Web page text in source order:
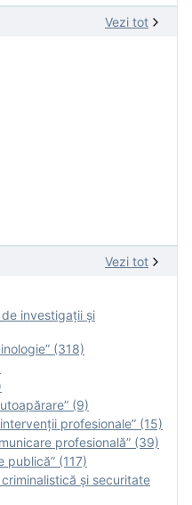
Vezi tot
Vezi tot
investigaţii şi
(318)
(9)
profesionale” (15)
profesională” (39)
publică” (117)
și securitate